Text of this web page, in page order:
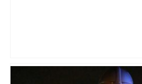
les agriculteurs manifestent